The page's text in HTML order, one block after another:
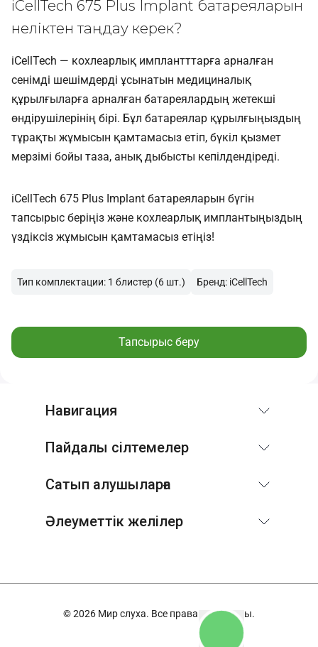
iCellTech 675 Plus Implant батареяларын
неліктен таңдау керек?
iCellTech — кохлеарлық имплантттарға арналған
сенімді шешімдерді ұсынатын медициналық
құрылғыларға арналған батареялардың жетекші
өндірушілерінің бірі. Бұл батареялар құрылғыңыздың
тұрақты жұмысын қамтамасыз етіп, бүкіл қызмет
мерзімі бойы таза, анық дыбысты кепілдендіреді.
iCellTech 675 Plus Implant батареяларын бүгін
тапсырыс беріңіз және кохлеарлық имплантыңыздың
үздіксіз жұмысын қамтамасыз етіңіз!
Тип комплектации: 1 блистер (6 шт.) Бренд: iCellTech
Тапсырыс беру
Навигация
Пайдалы сілтемелер
Сатып алушыларға
Әлеуметтік желілер
© 2026 Мир слуха. Все права защищены.